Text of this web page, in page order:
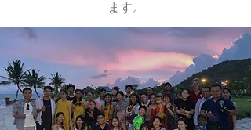
ます。